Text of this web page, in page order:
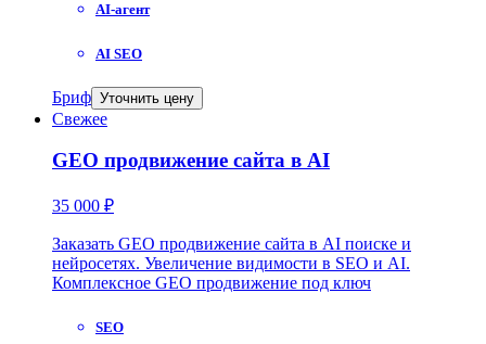
AI-агент
AI SEO
Бриф Уточнить цену
Свежее
GEO продвижение сайта в AI
35 000 ₽
Заказать GEO продвижение сайта в AI поиске и
нейросетях. Увеличение видимости в SEO и AI.
Комплексное GEO продвижение под ключ
SEO